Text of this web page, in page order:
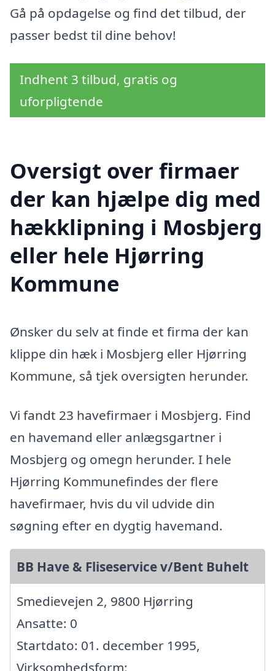
Gå på opdagelse og find det tilbud, der
passer bedst til dine behov!
Indhent 3 tilbud, gratis og
uforpligtende
Oversigt over firmaer
der kan hjælpe dig med
hækklipning i Mosbjerg
eller hele Hjørring
Kommune
Ønsker du selv at finde et firma der kan
klippe din hæk i Mosbjerg eller Hjørring
Kommune, så tjek oversigten herunder.
Vi fandt 23 havefirmaer i Mosbjerg. Find
en havemand eller anlægsgartner i
Mosbjerg og omegn herunder. I hele
Hjørring Kommunefindes der flere
havefirmaer, hvis du vil udvide din
søgning efter en dygtig havemand.
BB Have & Fliseservice v/Bent Buhelt
Smedievejen 2, 9800 Hjørring
Ansatte: 0
Startdato: 01. december 1995,
Virksomhedsform: